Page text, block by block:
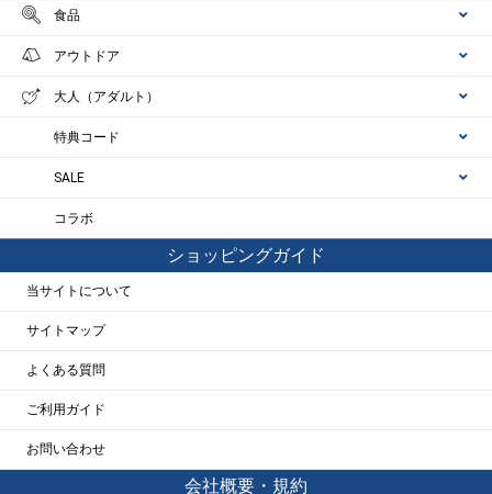
食品
アウトドア
大人（アダルト）
特典コード
SALE
コラボ
ショッピングガイド
当サイトについて
サイトマップ
よくある質問
ご利用ガイド
お問い合わせ
会社概要・規約